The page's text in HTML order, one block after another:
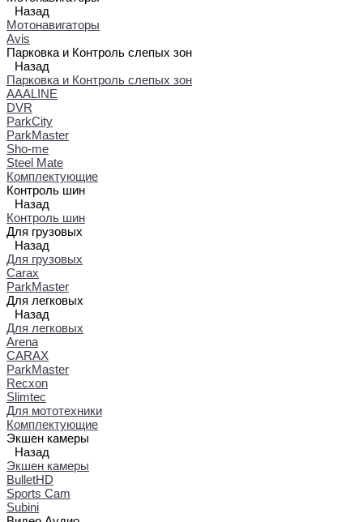
Назад
Мотонавигаторы
Avis
Парковка и Контроль слепых зон
Назад
Парковка и Контроль слепых зон
AAALINE
DVR
ParkCity
ParkMaster
Sho-me
Steel Mate
Комплектующие
Контроль шин
Назад
Контроль шин
Для грузовых
Назад
Для грузовых
Carax
ParkMaster
Для легковых
Назад
Для легковых
Arena
CARAX
ParkMaster
Recxon
Slimtec
Для мототехники
Комплектующие
Экшен камеры
Назад
Экшен камеры
BulletHD
Sports Cam
Subini